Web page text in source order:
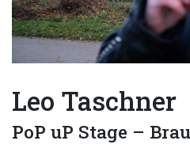
Leo Taschner
PoP uP Stage –